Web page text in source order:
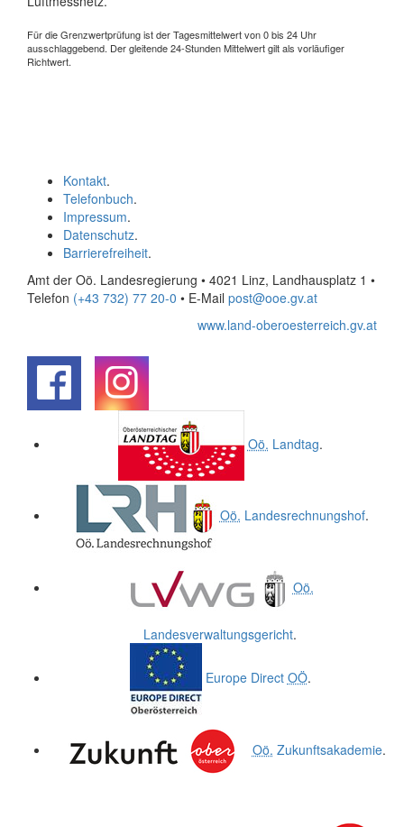
Für die Grenzwertprüfung ist der Tagesmittelwert von 0 bis 24 Uhr
ausschlaggebend. Der gleitende 24-Stunden Mittelwert gilt als vorläufiger
Richtwert.
Kontakt.
Telefonbuch.
Impressum.
Datenschutz.
Barrierefreiheit.
Amt der Oö. Landesregierung • 4021 Linz, Landhausplatz 1 •
Telefon (+43 732) 77 20-0 • E-Mail post@ooe.gv.at
www.land-oberoesterreich.gv.at
Oö. Landtag.
Oö. Landesrechnungshof.
Oö.
Landesverwaltungsgericht.
Europe Direct OÖ.
Oö. Zukunftsakademie.